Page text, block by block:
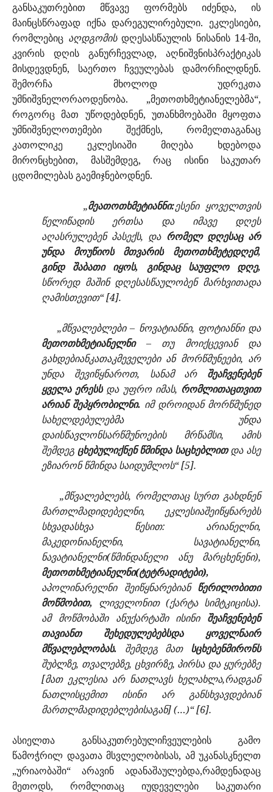
განსაკუთრებით მწვავე ფორმებს იძენდა, ის
მაინცსწრაფად იქნა დარეგულირებული. ეკლესიები,
რომლებიც აღდგომისდღესასწაულის ნისანის 14-ში,
კვირის დღის განურჩევლად, აღნიშვნისპრაქტიკას
მისდევდნენ, საერთო ჩვეულებას დამორჩილდნენ.
შემორჩა მხოლოდ უდრეკთა
უმნიშვნელორაოდენობა. „მეთოთხმეტიანელებმა“,
როგორც მათ უწოდებდნენ, უთანხმოებაში მყოფთა
უმნიშვნელოთემები შექმნეს, რომელთაგანაც
კათოლიკე ეკლესიაში მიღება ხდებოდა
მირონცხებით, მასშემდეგ, რაც ისინი საკუთარ
ცდომილებას გაემიჯნებოდნენ.
„მეათოთხმეტიანნი:ესენი ყოველთვის
წელიწადის ერთსა და იმავე დღეს
აღასრულებენ პასექს, და რომელ დღესაც არ
უნდა მოუწიოს მთვარის მეთოთხმეტედღემ,
გინდ შაბათი იყოს, გინდაც საუფლო დღე,
სწორედ მაშინ დღესასწაულობენ მარხვითადა
ღამისთევით“ [4].
„მწვალებლები – ნოვატიანნი, ფოტიანნი და
მეთოთხმეტიანელნი– თუ მოიქცევიან და
გახდებიანკათაკმეველები ან მორწმუნეები, არ
უნდა შევიწყნაროთ, სანამ არ შეაჩვენებენ
ყველა ერესსდა უფრო იმას, რომლითაცთვით
არიან შეპყრობილნი. იმ დროიდან მორწმუნედ
სახელდებულებმა უნდა
დაისწავლონსარწმუნოების მრწამსი, ამის
შემდეგ ცხებულიქნენ წმინდა საცხებლითდა ასე
ეზიარონ წმინდა საიდუმლოს“ [5].
„მწვალებლებს, რომელთაც სურთ გახდნენ
მართლმადიდებელნი, ეკლესიაშეიწყნარებს
სხვადასხვა წესით: არიანელნი,
მაკედონიანელნი, სავატიანელნი,
ნავატიანელნი(წმინდანელი ანუ მარცხენენი),
მეთოთხმეტიანელნი(ტეტრადიტები),
აპოლინარელნი შეიწყნარებიანწერილობითი
მოწმობით, ლიველონით (ქარტა სიმტკიცისა).
ამ მოწმობაში ანუქარტაში ისინი შეაჩვენებენ
თავიანთ შეხედულებებსდა ყოველნაირ
მწვალებლობას. შემდეგ მათ სცხებენმირონს
შუბლზე, თვალებზე, ცხვირზე, პირსა და ყურებზე
[მათ ეკლესია არ ნათლავს ხელახლა,რადგან
ნათლისცემით ისინი არ განსხვავდებიან
მართლმადიდებლებისაგან] (…)“ [6].
ასიელთა განსაკუთრებულიჩვეულების გამო
წამოჭრილ დავათა მსვლელობისას, ამ უკანასკნელთ
„ურიაობაში“ არავინ ადანაშაულებდა,რამდენადაც
მეთოდს, რომლითაც იუდეველები საკუთარი